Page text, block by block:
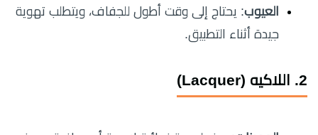
العيوب: يحتاج إلى وقت أطول للجفاف، ويتطلب تهوية
جيدة أثناء التطبيق.
2. اللاكيه (Lacquer)